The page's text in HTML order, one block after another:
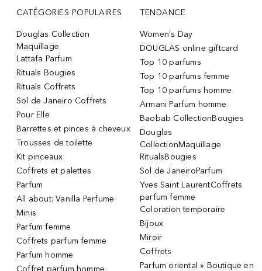
CATÉGORIES POPULAIRES
Douglas Collection
Maquillage
Lattafa Parfum
Rituals Bougies
Rituals Coffrets
Sol de Janeiro Coffrets
Pour Elle
Barrettes et pinces à cheveux
Trousses de toilette
Kit pinceaux
Coffrets et palettes
Parfum
All about: Vanilla Perfume
Minis
Parfum femme
Coffrets parfum femme
Parfum homme
Coffret parfum homme
TENDANCE
Women's Day
DOUGLAS online giftcard
Top 10 parfums
Top 10 parfums femme
Top 10 parfums homme
Armani Parfum homme
Baobab CollectionBougies
Douglas
CollectionMaquillage
RitualsBougies
Sol de JaneiroParfum
Yves Saint LaurentCoffrets
parfum femme
Coloration temporaire
Bijoux
Miroir
Coffrets
Parfum oriental » Boutique en